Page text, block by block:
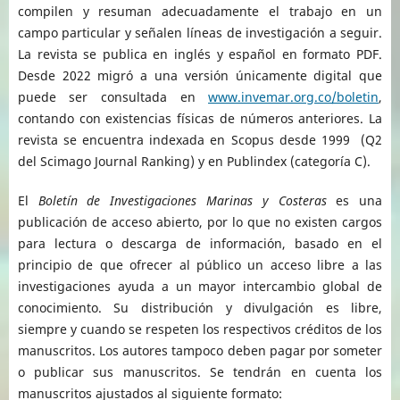
compilen y resuman adecuadamente el trabajo en un
campo particular y señalen líneas de investigación a seguir.
La revista se publica en inglés y español en formato PDF.
Desde 2022 migró a una versión únicamente digital que
puede ser consultada enwww.invemar.org.co/boletin,
contando con existencias físicas de números anteriores. La
revista se encuentra indexada en Scopus desde 1999 (Q2
del Scimago Journal Ranking) y en Publindex (categoría C).
El Boletín de Investigaciones Marinas y Costerases una
publicación de acceso abierto, por lo que no existen cargos
para lectura o descarga de información, basado en el
principio de que ofrecer al público un acceso libre a las
investigaciones ayuda a un mayor intercambio global de
conocimiento. Su distribución y divulgación es libre,
siempre y cuando se respeten los respectivos créditos de los
manuscritos. Los autores tampoco deben pagar por someter
o publicar sus manuscritos. Se tendrán en cuenta los
manuscritos ajustados al siguiente formato: